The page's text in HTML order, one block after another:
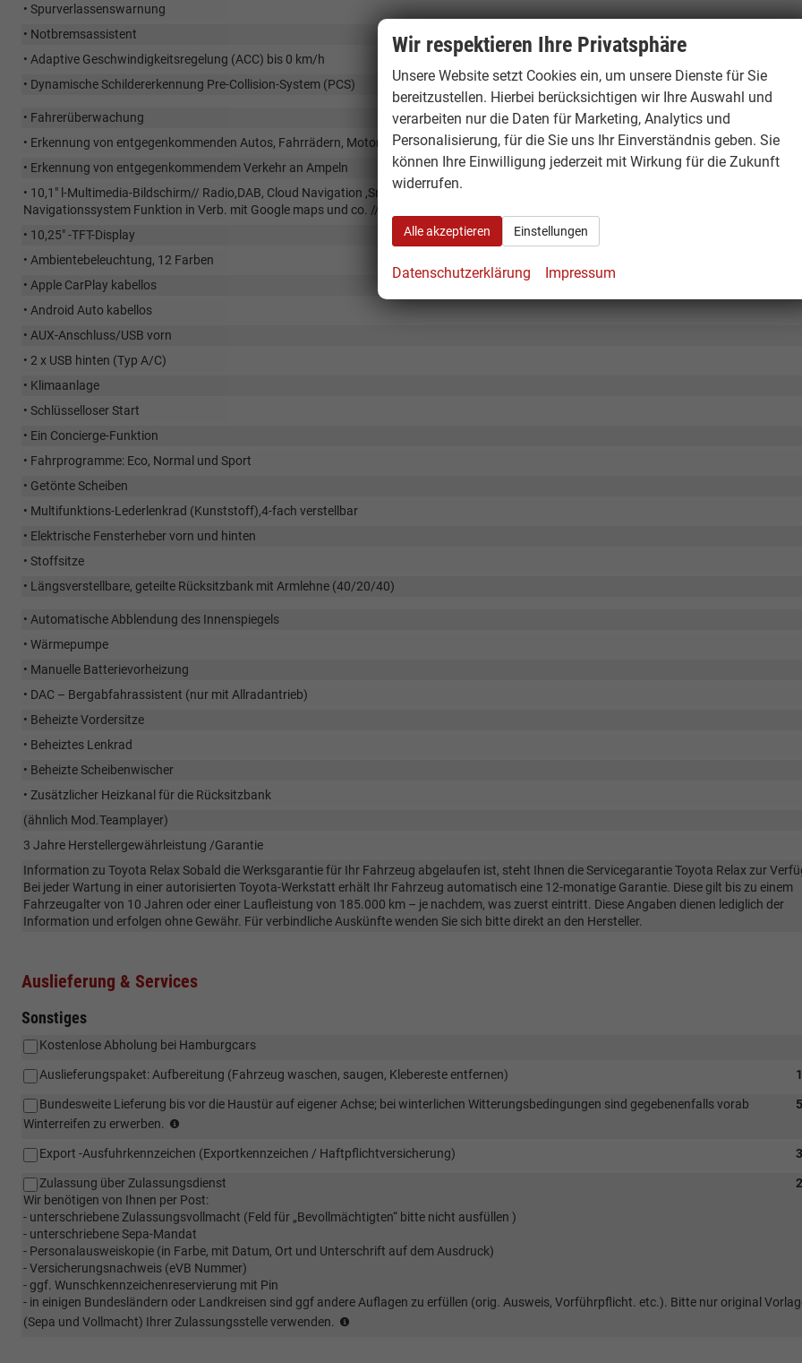
• Spurverlassenswarnung
• Notbremsassistent
• Adaptive Geschwindigkeitsregelung (ACC) bis 0 km/h
• Dynamische Schildererkennung Pre-Collision-System (PCS)
• Fahrerüberwachung
• Erkennung von entgegenkommenden Autos, Fahrrädern, Motorrädern und Fußgängern
• Erkennung von entgegenkommendem Verkehr an Ampeln
• 10,1" l-Multimedia-Bildschirm// Radio,DAB, Cloud Navigation ,Smartphoneintegration - Android Auto/ Apple Carplay (wireless) , -
Navigationssystem Funktion in Verb. mit Google maps und co. //
• 10,25" -TFT-Display
• Ambientebeleuchtung, 12 Farben
• Apple CarPlay kabellos
• Android Auto kabellos
• AUX-Anschluss/USB vorn
• 2 x USB hinten (Typ A/C)
• Klimaanlage
• Schlüsselloser Start
• Ein Concierge-Funktion
• Fahrprogramme: Eco, Normal und Sport
• Getönte Scheiben
• Multifunktions-Lederlenkrad (Kunststoff),4-fach verstellbar
• Elektrische Fensterheber vorn und hinten
• Stoffsitze
• Längsverstellbare, geteilte Rücksitzbank mit Armlehne (40/20/40)
• Automatische Abblendung des Innenspiegels
• Wärmepumpe
• Manuelle Batterievorheizung
• DAC – Bergabfahrassistent (nur mit Allradantrieb)
• Beheizte Vordersitze
• Beheiztes Lenkrad
• Beheizte Scheibenwischer
• Zusätzlicher Heizkanal für die Rücksitzbank
(ähnlich Mod.Teamplayer)
3 Jahre Herstellergewährleistung /Garantie
Information zu Toyota Relax Sobald die Werksgarantie für Ihr Fahrzeug abgelaufen ist, steht Ihnen die Servicegarantie Toyota Relax zur
Bei jeder Wartung in einer autorisierten Toyota-Werkstatt erhält Ihr Fahrzeug automatisch eine 12-monatige Garantie. Diese gilt bis zu einem
Fahrzeugalter von 10 Jahren oder einer Laufleistung von 185.000 km – je nachdem, was zuerst eintritt. Diese Angaben dienen lediglich der
Information und erfolgen ohne Gewähr. Für verbindliche Auskünfte wenden Sie sich bitte direkt an den Hersteller.
Auslieferung & Services
Sonstiges
Kostenlose Abholung bei Hamburgcars
Auslieferungspaket: Aufbereitung (Fahrzeug waschen, saugen, Klebereste entfernen)
Bundesweite Lieferung bis vor die Haustür auf eigener Achse; bei winterlichen Witterungsbedingungen sind gegebenenfalls vorab
Winterreifen zu erwerben.
bis
die
Haustür
auf
eigener
Achse;
bei
winterlichen
Bedingungen
ist
Export -Ausfuhrkennzeichen (Exportkennzeichen / Haftpflichtversicherung)
Zulassung über Zulassungsdienst
Wir benötigen von Ihnen per Post:
- unterschriebene Zulassungsvollmacht (Feld für „Bevollmächtigten“ bitte nicht ausfüllen )
- unterschriebene Sepa-Mandat
- Personalausweiskopie (in Farbe, mit Datum, Ort und Unterschrift auf dem Ausdruck)
- Versicherungsnachweis (eVB Nummer)
- ggf. Wunschkennzeichenreservierung mit Pin
- in einigen Bundesländern oder Landkreisen sind ggf andere Auflagen zu erfüllen (orig. Ausweis, Vorführpflicht. etc.). Bitte nur original
(Sepa und Vollmacht) Ihrer Zulassungsstelle verwenden.
Wir respektieren Ihre Privatsphäre
Unsere Website setzt Cookies ein, um unsere Dienste für Sie
bereitzustellen. Hierbei berücksichtigen wir Ihre Auswahl und
verarbeiten nur die Daten für Marketing, Analytics und
Personalisierung, für die Sie uns Ihr Einverständnis geben. Sie
können Ihre Einwilligung jederzeit mit Wirkung für die Zukunft
widerrufen.
Alle akzeptieren Einstellungen
Datenschutzerklärung Impressum